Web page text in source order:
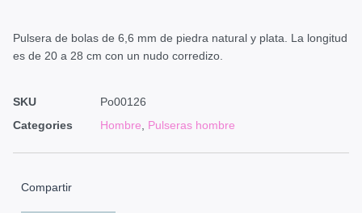
Pulsera de bolas de 6,6 mm de piedra natural y plata. La longitud
es de 20 a 28 cm con un nudo corredizo.
SKU
Po00126
Categories
Hombre Pulseras hombre
Compartir